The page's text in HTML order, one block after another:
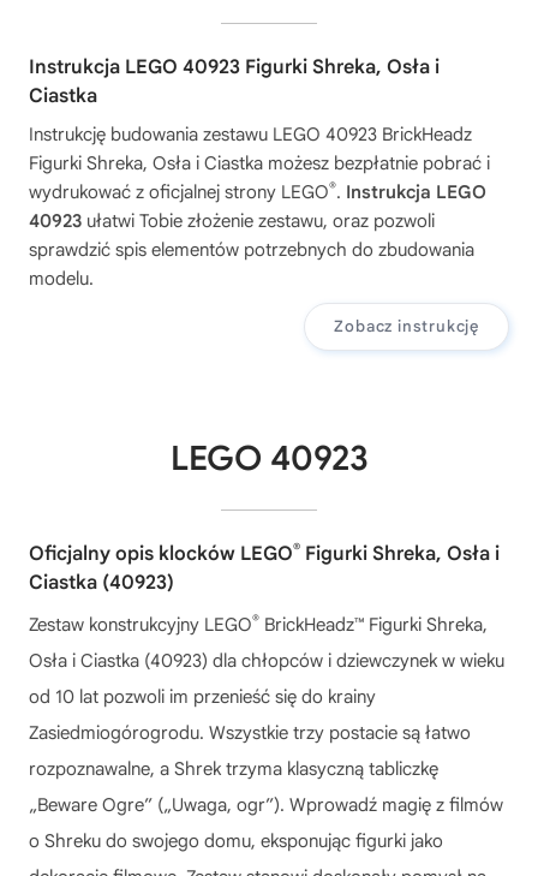
Instrukcja LEGO 40923 Figurki Shreka, Osła i
Ciastka
Instrukcję budowania zestawu LEGO 40923 BrickHeadz
Figurki Shreka, Osła i Ciastka możesz bezpłatnie pobrać i
wydrukować z oficjalnej strony LEGO®. Instrukcja LEGO
40923 ułatwi Tobie złożenie zestawu, oraz pozwoli
sprawdzić spis elementów potrzebnych do zbudowania
modelu.
Zobacz instrukcję
LEGO 40923
Oficjalny opis klocków LEGO® Figurki Shreka, Osła i
Ciastka (40923)
Zestaw konstrukcyjny LEGO® BrickHeadz™ Figurki Shreka,
Osła i Ciastka (40923) dla chłopców i dziewczynek w wieku
od 10 lat pozwoli im przenieść się do krainy
Zasiedmiogórogrodu. Wszystkie trzy postacie są łatwo
rozpoznawalne, a Shrek trzyma klasyczną tabliczkę
„Beware Ogre” („Uwaga, ogr”). Wprowadź magię z filmów
o Shreku do swojego domu, eksponując figurki jako